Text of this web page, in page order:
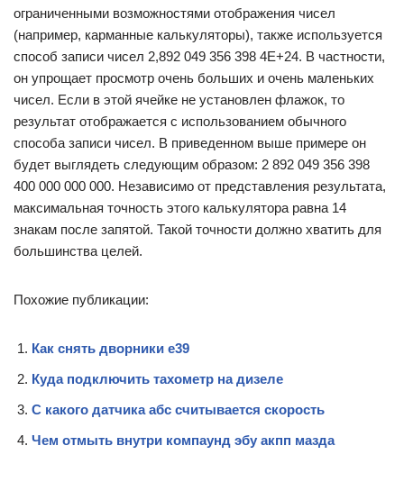
ограниченными возможностями отображения чисел
(например, карманные калькуляторы), также используется
способ записи чисел 2,892 049 356 398 4E+24. В частности,
он упрощает просмотр очень больших и очень маленьких
чисел. Если в этой ячейке не установлен флажок, то
результат отображается с использованием обычного
способа записи чисел. В приведенном выше примере он
будет выглядеть следующим образом: 2 892 049 356 398
400 000 000 000. Независимо от представления результата,
максимальная точность этого калькулятора равна 14
знакам после запятой. Такой точности должно хватить для
большинства целей.
Похожие публикации:
Как снять дворники е39
Куда подключить тахометр на дизеле
С какого датчика абс считывается скорость
Чем отмыть внутри компаунд эбу акпп мазда